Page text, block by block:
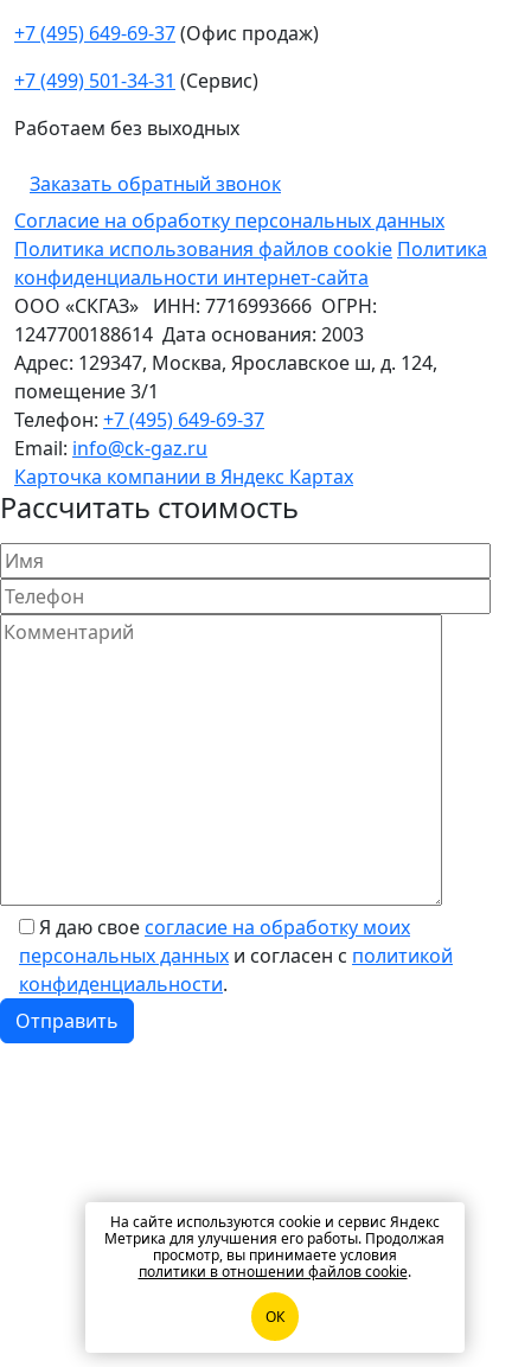
+7 (495) 649-69-37(Офис продаж)
+7 (499) 501-34-31 (Сервис)
Работаем без выходных
Заказать обратный звонок
Согласие на обработку персональных данных
Политика использования файлов cookie Политика
конфиденциальности интернет-сайта
ООО «СКГАЗ» ИНН: 7716993666 ОГРН:
1247700188614 Дата основания: 2003
Адрес: 129347, Москва, Ярославское ш, д. 124,
помещение 3/1
Телефон: +7 (495) 649-69-37
Email: info@ck-gaz.ru
Карточка компании в Яндекс Картах
Рассчитать стоимость
Я даю своесогласие на обработку моих
персональных данных и согласен с политикой
конфиденциальности.
На сайте используются cookie и сервис Яндекс
Метрика для улучшения его работы. Продолжая
просмотр, вы принимаете условия
политики в отношении файлов cookie.
ОК